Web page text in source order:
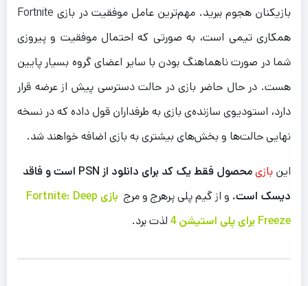
بازیکنان هجوم ببرید. مهم‌ترین عامل موفقیت در بازی Fortnite
همکاری تیمی است، به صورتی که احتمال موفقیت و پیروزی
شما در صورت ناهماهنگ بودن با سایر اعضای گروه بسیار پایین
هست. در حال حاضر بازی در حالت دسترسی پیش از عرضه قرار
دارد، استودیوی سازنده‌ی بازی به طرفداران قول داده که در نسخه
نهایی حالت‌ها و بخش‌های بیشتری به بازی اضافه خواهند شد.
این بازی
محصول فقط یک کد برای دانلود از PSN است و فاقد
دیسک است. و از گیم پلی پرهرج و مرج
بازی Fortnite: Deep
Freeze برای پلی استیشن 4
لذت برد.